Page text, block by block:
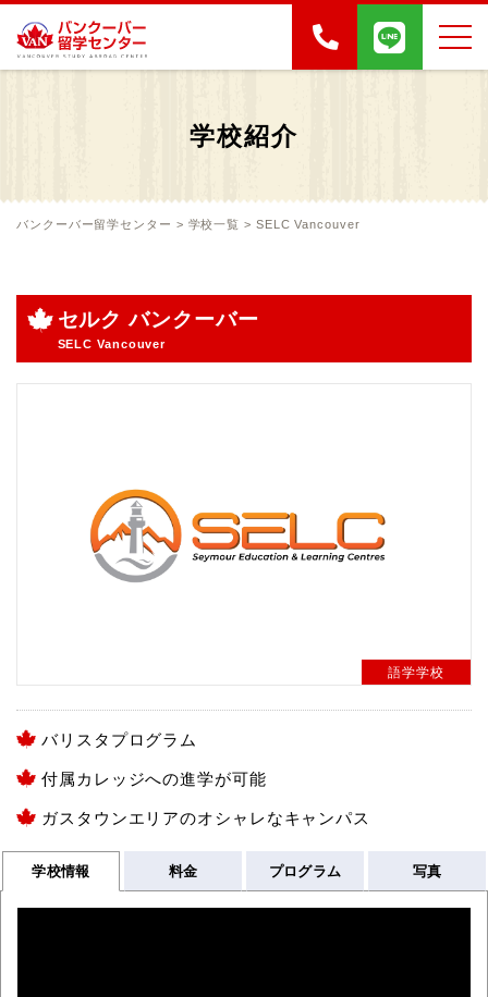
学校紹介
バンクーバー留学センター > 学校一覧 > SELC Vancouver
セルク バンクーバー
SELC Vancouver
語学学校
バリスタプログラム
付属カレッジへの進学が可能
ガスタウンエリアのオシャレなキャンパス
学校情報 料金 プログラム 写真